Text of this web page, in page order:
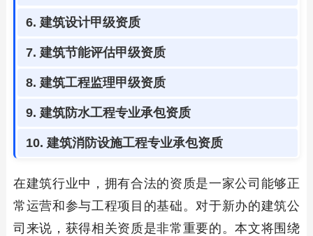
6. 建筑设计甲级资质
7. 建筑节能评估甲级资质
8. 建筑工程监理甲级资质
9. 建筑防水工程专业承包资质
10. 建筑消防设施工程专业承包资质
在建筑行业中，拥有合法的资质是一家公司能够正
常运营和参与工程项目的基础。对于新办的建筑公
司来说，获得相关资质是非常重要的。本文将围绕